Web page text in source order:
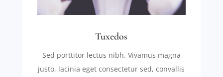
Tuxedos
Sed porttitor lectus nibh. Vivamus magna
justo, lacinia eget consectetur sed, convallis